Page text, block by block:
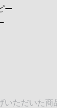
ー
いただいた